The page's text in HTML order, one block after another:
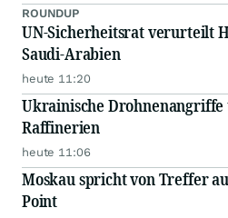
ROUNDUP
UN-Sicherheitsrat verurteilt
Saudi-Arabien
heute 11:20
Ukrainische
Raffinerien
heute 11:06
Moskau spricht von Treffer
Point